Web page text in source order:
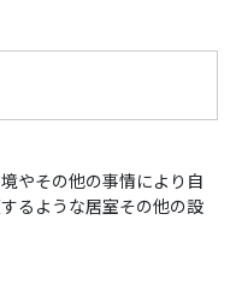
やその他の事情により自
るような居室その他の設